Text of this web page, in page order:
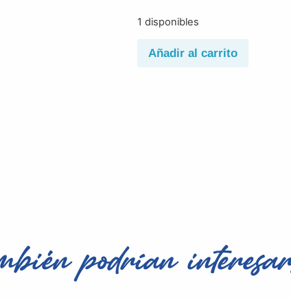
1 disponibles
Añadir al carrito
podrían